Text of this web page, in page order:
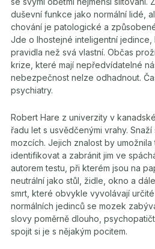
duševní funkce jako normální lidé,
chování je patologické a
Jde o lhostejné inteligentní jedince,
pravidla než svá vlastní. Občas
krize, které mají nepředvídatelné
nebezpečnost nelze odhadnout.
psychiatry.
Robert Hare z univerzity v
řadu let s usvědčenými vrahy.
mozcích. Jejich znalost by
identifikovat a zabránit jim ve
autorem testu, při kterém jsou na
neutrální jako stůl, židle, okno a
smrt, které obvykle vyvolávají
normálních jedinců se mozek
slovy poměrně dlouho,
spojit si je s nějakým pocitem.